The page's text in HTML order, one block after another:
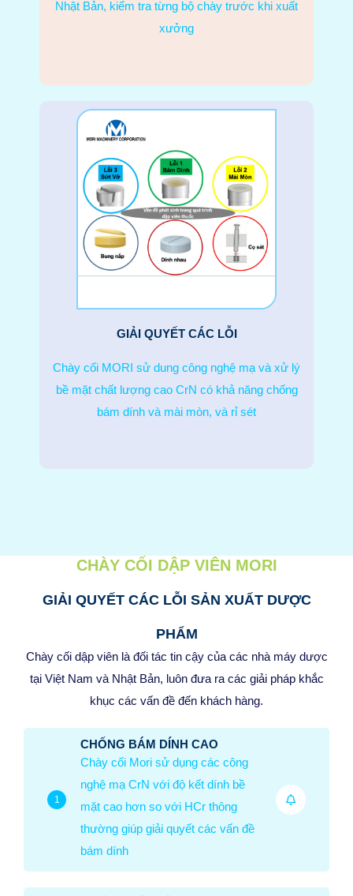
Nhật Bản, kiểm tra từng bộ chày trước khi xuất
xưởng
GIẢI QUYẾT CÁC LỖI
Chày cối MORI sử dung công nghệ mạ và xử lý
bề mặt chất lượng cao CrN có khả năng chống
bám dính và mài mòn, và rỉ sét
CHÀY CỐI DẬP VIÊN MORI
GIẢI QUYẾT CÁC LỖI SẢN XUẤT DƯỢC
PHẨM
Chày cối dập viên là đối tác tin cậy của các nhà máy dược
tại Việt Nam và Nhật Bản, luôn đưa ra các giải pháp khắc
khục các vấn đề đến khách hàng.
1
CHỐNG BÁM DÍNH CAO
Chày cối Mori sử dụng các công
nghệ mạ CrN với độ kết dính bề
mặt cao hơn so với HCr thông
thường giúp giải quyết các vấn đề
bám dính